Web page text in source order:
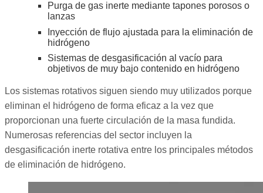
Purga de gas inerte mediante tapones porosos o
lanzas
Inyección de flujo ajustada para la eliminación de
hidrógeno
Sistemas de desgasificación al vacío para
objetivos de muy bajo contenido en hidrógeno
Los sistemas rotativos siguen siendo muy utilizados porque
eliminan el hidrógeno de forma eficaz a la vez que
proporcionan una fuerte circulación de la masa fundida.
Numerosas referencias del sector incluyen la
desgasificación inerte rotativa entre los principales métodos
de eliminación de hidrógeno.